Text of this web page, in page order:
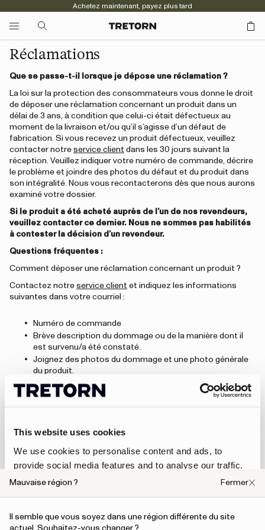
This website uses cookies
We use cookies to personalise content and ads, to
provide social media features and to analyse our traffic.
We also share information about your use of our site with
provided to them or that they’ve collected from your use
Achetez maintenant, payez plus tard
Réclamations
Que se passe-t-il lorsque je dépose une réclamation ?
La loi sur la protection des consommateurs vous donne le droit
de déposer une réclamation concernant un produit dans un
délai de 3 ans, à condition que celui-ci était défectueux au
moment de la livraison et/ou qu’il s’agisse d’un défaut de
fabrication. Si vous recevez un produit défectueux, veuillez
contacter notre service client dans les 30 jours suivant la
réception. Veuillez indiquer votre numéro de commande, décrire
le problème et joindre des photos du défaut et du produit dans
son intégralité. Nous vous recontacterons dès que nous aurons
examiné votre dossier.
Si le produit a été acheté auprès de l’un de nos revendeurs,
veuillez contacter ce dernier. Nous ne sommes pas habilités
à contester la décision d’un revendeur.
Questions fréquentes :
Comment déposer une réclamation concernant un produit ?
Contactez notre service client et indiquez les informations
suivantes dans votre courriel :
Numéro de commande
Brève description du dommage ou de la manière dont il
est survenu/a été constaté.
Joignez des photos du dommage et une photo générale
du produit.
MODIFICATIONS DES PRÉSENTES CONDITIONS GÉNÉRALES
apportée par Tretorn prévaudra sur les Conditions générales
Conditions générales par Tretorn sera publiée ici et prendra
effet immédiatement. Nous conseillons donc aux utilisateurs de
générales afin de prendre connaissance des modifications.
veuillez contacter notreservice client.
Mauvaise région ? Fermer
Il semble que vous soyez dans une région différente du site
actuel. Souhaitez-vous changer ?